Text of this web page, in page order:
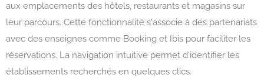
aux emplacements des hôtels, restaurants et magasins sur
leur parcours. Cette fonctionnalité s'associe à des partenariats
avec des enseignes comme Booking et Ibis pour faciliter les
réservations. La navigation intuitive permet d'identifier les
établissements recherchés en quelques clics.